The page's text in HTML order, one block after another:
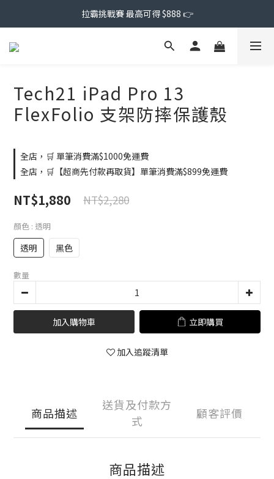
拉霸挑戰賽 最高可得 $888 👉
Tech21 iPad Pro 13
FlexFolio 支架防摔保護殼
全店，🛒 單筆消費滿$1000免運費
全店，🛒【超商先付款再取貨】單筆消費滿$899免運費
NT$1,880 NT$2,280
顏色 : 透明
透明 黑色
數量
加入購物車 立即購買
加入追蹤清單
商品描述
送貨及付款方
式
顧客評價
商品描述